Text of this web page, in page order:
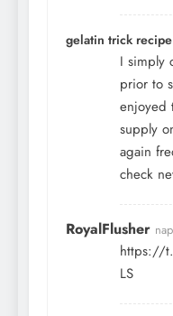
gelatin trick recipe
I simply
prior to
enjoyed
supply
again
check
RoyalFlusher
https://
LS